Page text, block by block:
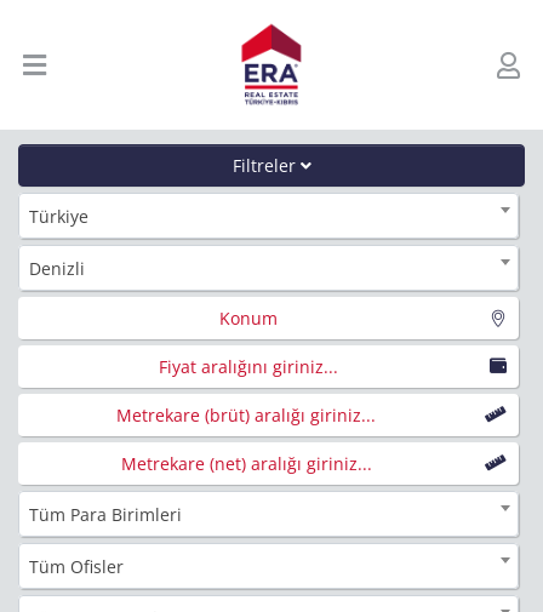
Filtreler
Türkiye
Denizli
Konum
Fiyat aralığını giriniz...
Metrekare (brüt) aralığı giriniz...
Metrekare (net) aralığı giriniz...
Tüm Para Birimleri
Tüm Ofisler